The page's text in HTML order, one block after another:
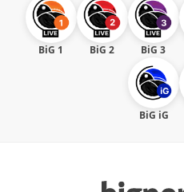
BiG 1 BiG 2 BiG 3
BiG iG